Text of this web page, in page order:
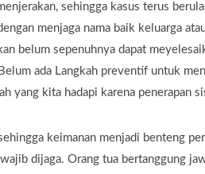
sehingga kasus terus
menjaga nama baik keluarga
belum sepenuhnya dapat
ada Langkah preventif untuk
yang kita hadapi karena penerapan
keimanan menjadi benteng
dijaga. Orang tua bertanggung